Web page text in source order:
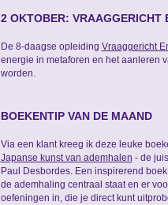
2 OKTOBER: VRAAGGERICHT
De 8-daagse opleiding Vraaggericht
energie in metaforen en het aanleren
worden.
BOEKENTIP VAN DE MAAND
Via een klant kreeg ik deze leuke
Japanse kunst van ademhalen - de
Paul Desbordes. Een inspirerend
de ademhaling centraal staat en er
oefeningen in, die je direct kunt